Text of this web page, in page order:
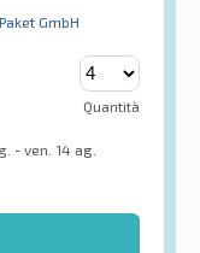
GmbH
Quantità
- ven. 14 ag.